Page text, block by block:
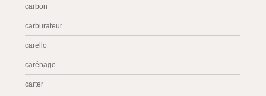
carbon
carburateur
carello
carénage
carter